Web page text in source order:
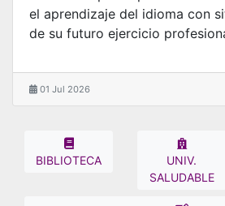
el aprendizaje del idioma con
de su futuro ejercicio
01 Jul 2026
BIBLIOTECA
UNIV.
SALUDABLE